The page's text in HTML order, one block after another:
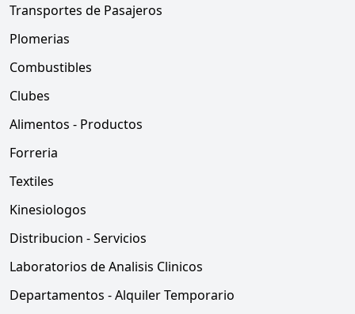
Transportes de Pasajeros
Plomerias
Combustibles
Clubes
Alimentos - Productos
Forreria
Textiles
Kinesiologos
Distribucion - Servicios
Laboratorios de Analisis Clinicos
Departamentos - Alquiler Temporario